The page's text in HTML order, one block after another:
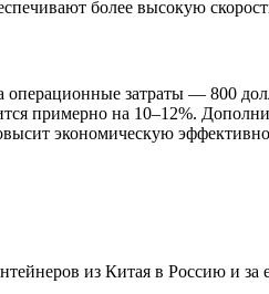
более высокую
операционные затраты — 800
примерно на 10–12%.
экономическую
из Китая в Россию и